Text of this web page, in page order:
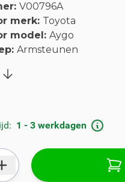
V00796A
merk: Toyota
model: Aygo
Armsteunen
1 - 3 werkdagen